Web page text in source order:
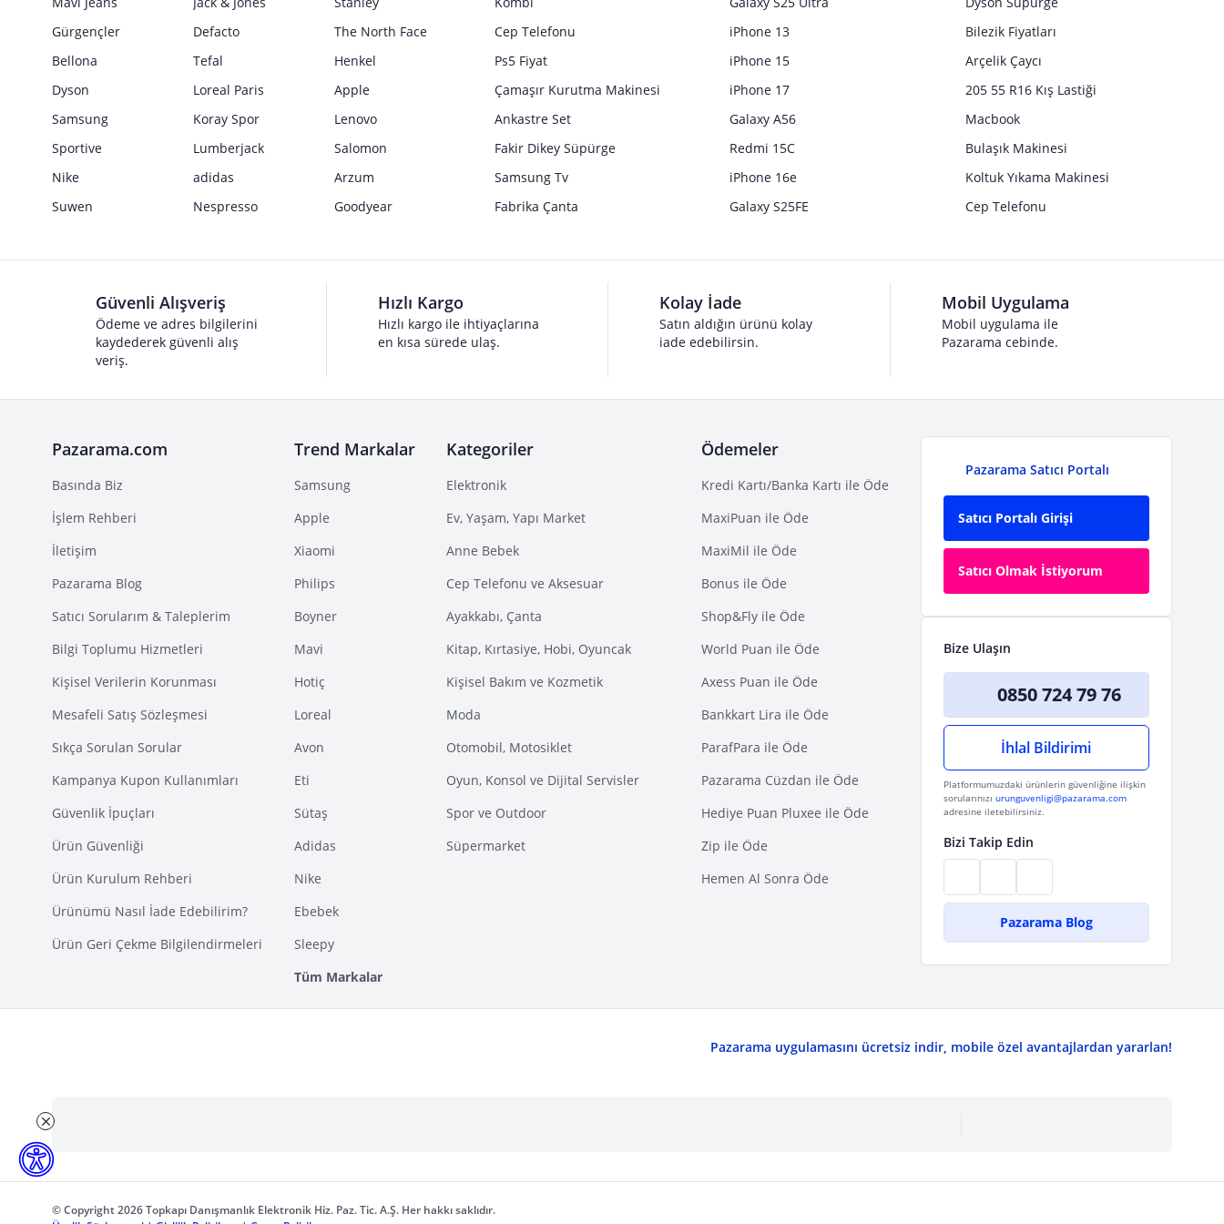
Gürgençler
Defacto
The North Face
Bellona
Tefal
Henkel
Dyson
Loreal Paris
Apple
Samsung
Koray Spor
Lenovo
Sportive
Lumberjack
Salomon
Nike
adidas
Arzum
Suwen
Nespresso Goodyear
Cep Telefonu
Ps5 Fiyat
Çamaşır Kurutma Makinesi
Ankastre Set
Fakir Dikey Süpürge
Samsung Tv
Fabrika Çanta
iPhone 13
iPhone 15
iPhone 17
Galaxy A56
Redmi 15C
iPhone 16e
Galaxy S25FE
Bilezik Fiyatları
Arçelik Çaycı
205 55 R16 Kış Lastiği
Macbook
Bulaşık Makinesi
Koltuk Yıkama Makinesi
Cep Telefonu
Güvenli Alışveriş
Ödeme ve adres bilgilerini
kaydederek güvenli alış
veriş.
Hızlı Kargo
Hızlı kargo ile ihtiyaçlarına
en kısa sürede ulaş.
Kolay İade
Satın aldığın ürünü kolay
iade edebilirsin.
Mobil Uygulama
Mobil uygulama ile
Pazarama cebinde.
Pazarama.com
Basında Biz
İşlem Rehberi
İletişim
Pazarama Blog
Satıcı Sorularım & Taleplerim
Bilgi Toplumu Hizmetleri
Kişisel Verilerin Korunması
Mesafeli Satış Sözleşmesi
Sıkça Sorulan Sorular
Kampanya Kupon Kullanımları
Güvenlik İpuçları
Ürün Güvenliği
Ürün Kurulum Rehberi
Ürünümü Nasıl İade Edebilirim?
Ürün Geri Çekme Bilgilendirmeleri
Trend Markalar
Samsung
Apple
Xiaomi
Philips
Boyner
Mavi
Hotiç
Loreal
Avon
Eti
Sütaş
Adidas
Nike
Ebebek
Sleepy
Tüm Markalar
Kategoriler
Elektronik
Ev, Yaşam, Yapı Market
Anne Bebek
Cep Telefonu ve Aksesuar
Ayakkabı, Çanta
Kitap, Kırtasiye, Hobi, Oyuncak
Kişisel Bakım ve Kozmetik
Moda
Otomobil, Motosiklet
Oyun, Konsol ve Dijital Servisler
Spor ve Outdoor
Süpermarket
Ödemeler
Kredi Kartı/Banka Kartı ile Öde
MaxiPuan ile Öde
MaxiMil ile Öde
Bonus ile Öde
Shop&Fly ile Öde
World Puan ile Öde
Axess Puan ile Öde
Bankkart Lira ile Öde
ParafPara ile Öde
Pazarama Cüzdan ile Öde
Hediye Puan Pluxee ile Öde
Zip ile Öde
Hemen Al Sonra Öde
Pazarama Satıcı Portalı
Satıcı Portalı Girişi
Satıcı Olmak İstiyorum
Bize Ulaşın
0850 724 79 76
İhlal Bildirimi
Platformumuzdaki ürünlerin güvenliğine ilişkin
sorularınızı urunguvenligi@pazarama.com
adresine iletebilirsiniz.
Bizi Takip Edin
Pazarama Blog
Pazarama uygulamasını ücretsiz indir, mobile özel avantajlardan yararlan!
© Copyright 2026 Topkapı Danışmanlık Elektronik Hiz. Paz. Tic. A.Ş. Her hakkı saklıdır.